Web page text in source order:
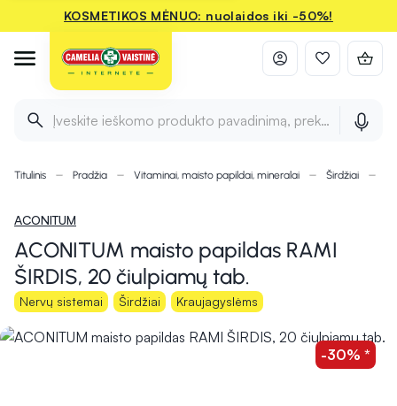
KOSMETIKOS MĖNUO: nuolaidos iki -50%!
Įveskite ieškomo produkto pavadinimą, prekės ženklą ir
Titulinis Pradžia Vitaminai, maisto papildai, mineralai Širdžiai
ACONITUM
ACONITUM maisto papildas RAMI
ŠIRDIS, 20 čiulpiamų tab.
Nervų sistemai Širdžiai Kraujagyslėms
-30% *